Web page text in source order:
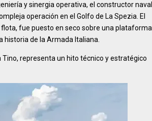
y sinergia operativa, el constructor naval
operación en el Golfo de La Spezia. El
fue puesto en seco sobre una plataforma
de la Armada Italiana.
Tino, representa un hito técnico y estratégico